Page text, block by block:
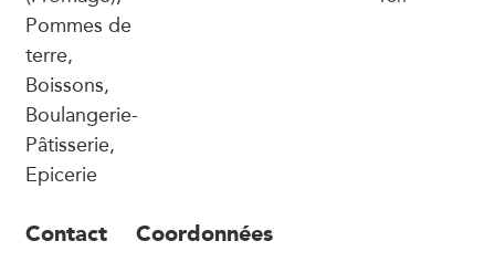
Pommes de
terre,
Boissons,
Boulangerie-
Pâtisserie,
Epicerie
Contact Coordonnées